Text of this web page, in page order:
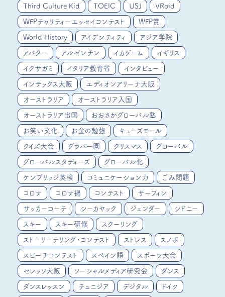
Third Culture Kid TOEIC USJ VRoid
WFPチャリティーエッセイコンテスト WFP賞
World History アイデンティティ アジア学院
アバター アルゼンチン イカゲーム イギリス
イクサガミ イタリア教育省 インタビュー
インテックス大阪 エディオンアリーナ大阪
オーストラリア オーストラリア入国
オーストラリア出国 おおさかグローバル塾
お笑い文化 お金の勉強 キューズモール
クイズ大会 グラバー園 クリスマス グローバル
グローバルスタディーズ グローバル化
ケンブリッジ英検 コミュニケーション力 ごみ問題
コロナ コロナ禍 コンテスト サーフィン
サッカーコーチ シーカヤック ジェンダー シドニー
スキー スキー研修 スクーリング
ストーリーテリング・コンテスト ストレス スノボ
スピーチコンテスト スペイン語 スポーツ大会
セレッソ大阪 ソーシャルメディア研究会 ダンス
ダンスレッスン チュニジア デジタル ドイツ